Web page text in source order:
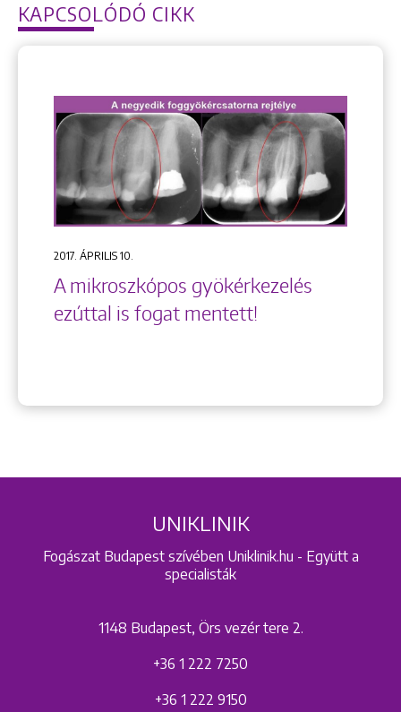
KAPCSOLÓDÓ CIKK
2017. ÁPRILIS 10.
A mikroszkópos gyökérkezelés
ezúttal is fogat mentett!
UNIKLINIK
Fogászat Budapest szívében Uniklinik.hu - Együtt a
specialisták
1148 Budapest, Örs vezér tere 2.
+36 1 222 7250
+36 1 222 9150